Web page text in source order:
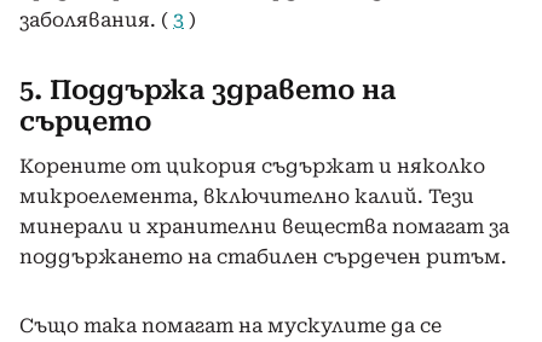
заболявания. ( 3 )
5. Поддържа здравето на
сърцето
Корените от цикория съдържат и няколко
микроелемента, включително калий. Тези
минерали и хранителни вещества помагат за
поддържането на стабилен сърдечен ритъм.
Също така помагат на мускулите да се